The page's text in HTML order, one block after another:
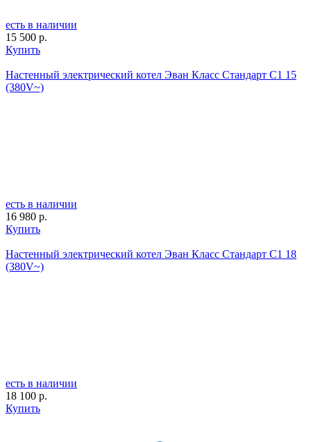
есть в наличии
15 500 р.
Купить
Настенный электрический котел Эван Класс Стандарт С1 15
(380V~)
есть в наличии
16 980 р.
Купить
Настенный электрический котел Эван Класс Стандарт С1 18
(380V~)
есть в наличии
18 100 р.
Купить